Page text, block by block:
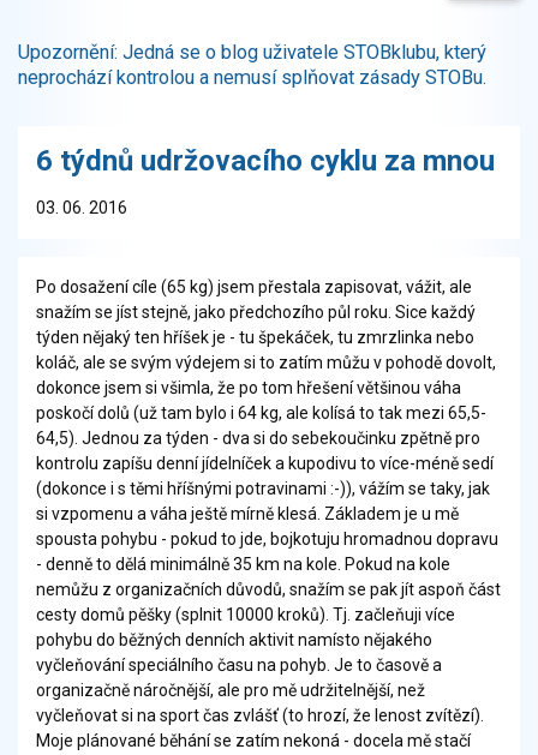
Upozornění: Jedná se o blog uživatele STOBklubu, který
neprochází kontrolou a nemusí splňovat zásady STOBu.
6 týdnů udržovacího cyklu za mnou
03. 06. 2016
Po dosažení cíle (65 kg) jsem přestala zapisovat, vážit, ale
snažím se jíst stejně, jako předchozího půl roku. Sice každý
týden nějaký ten hříšek je - tu špekáček, tu zmrzlinka nebo
koláč, ale se svým výdejem si to zatím můžu v pohodě dovolt,
dokonce jsem si všimla, že po tom hřešení většinou váha
poskočí dolů (už tam bylo i 64 kg, ale kolísá to tak mezi 65,5-
64,5). Jednou za týden - dva si do sebekoučinku zpětně pro
kontrolu zapíšu denní jídelníček a kupodivu to více-méně sedí
(dokonce i s těmi hříšnými potravinami :-)), vážím se taky, jak
si vzpomenu a váha ještě mírně klesá. Základem je u mě
spousta pohybu - pokud to jde, bojkotuju hromadnou dopravu
- denně to dělá minimálně 35 km na kole. Pokud na kole
nemůžu z organizačních důvodů, snažím se pak jít aspoň část
cesty domů pěšky (splnit 10000 kroků). Tj. začleňuji více
pohybu do běžných denních aktivit namísto nějakého
vyčleňování speciálního času na pohyb. Je to časově a
organizačně náročnější, ale pro mě udržitelnější, než
vyčleňovat si na sport čas zvlášť (to hrozí, že lenost zvítězí).
Moje plánované běhání se zatím nekoná - docela mě stačí